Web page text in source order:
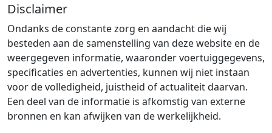
Disclaimer
Ondanks de constante zorg en aandacht die wij
besteden aan de samenstelling van deze website en de
weergegeven informatie, waaronder voertuiggegevens,
specificaties en advertenties, kunnen wij niet instaan
voor de volledigheid, juistheid of actualiteit daarvan.
Een deel van de informatie is afkomstig van externe
bronnen en kan afwijken van de werkelijkheid.